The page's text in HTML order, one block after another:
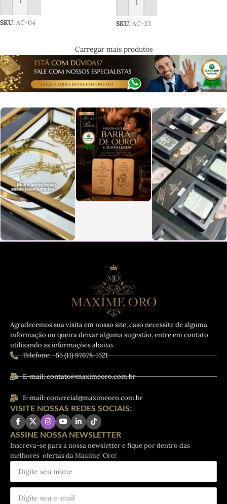
Adicionar ao carrinho
SKU:AC-04
Adicionar ao carrinho
SKU:AC-33
Carregar mais produtos
Agradecemos sua visita em nosso site, caso necessite de alguma
informação ou queira deixar alguma sugestão, entre em contato
utilizando as informações abaixo.
Telefone: +55 (11) 97678-1521
E-mail: contato@maximeoro.com.br
E-mail: comercial@maximeoro.com.br
VISITE NOSSAS REDES SOCIAIS:
ASSINE NOSSA NEWSLETTER
Inscreva-se para a nossa newsletter e fique por dentro das
melhores ofertas da Maxíme ‘Oro!